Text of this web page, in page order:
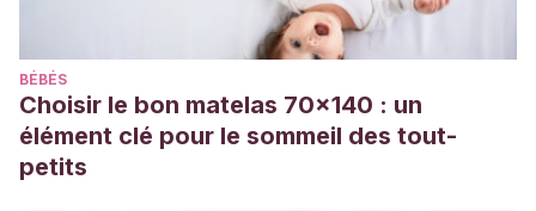
Bernstein N, Akram M, et al. Is it safe to consume traditional
medicinal plants during pregnancy? Phytotherapy
Research. Abril 2021. 35 (4): 1908-1924.
Body C, Christie JA. Gastrointestinal Diseases in Pregnancy:
BÉBÉS
Choisir le bon matelas 70x140 : un
élément clé pour le sommeil des tout-
petits